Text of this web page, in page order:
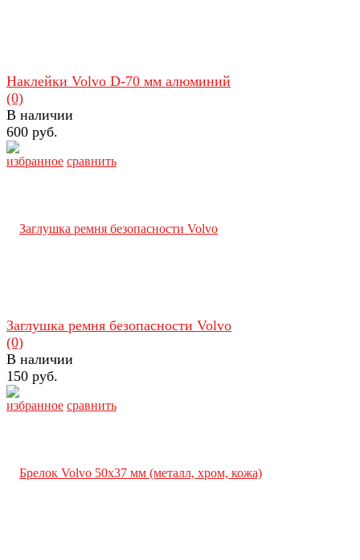
избранное сравнить
Наклейки Volvo D-70 мм алюминий
(0)
В наличии
600 руб.
избранное сравнить
Заглушка ремня безопасности Volvo
(0)
В наличии
150 руб.